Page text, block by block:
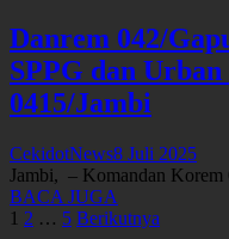
Danrem 042/
SPPG dan
0415/Jambi
CekidotNews8 Juli 2025
Jambi, – Komandan
BACA JUGA
Paginasi
1 2 … 5 Berikutnya